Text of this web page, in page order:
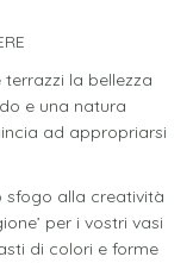
terrazzi la bellezza
e una natura
ad appropriarsi
sfogo alla creatività
per i vostri vasi
di colori e forme